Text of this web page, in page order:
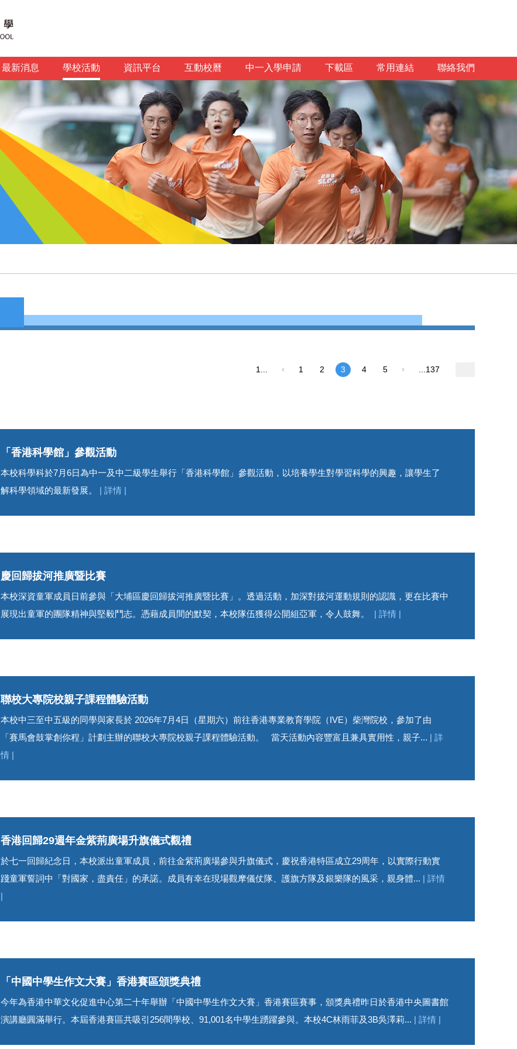
最新消息 學校活動 資訊平台 互動校曆 中一入學申請 下載區 常用連結 聯絡我們
1... 1 2 3 4 5 ...137
「香港科學館」參觀活動
本校科學科於7月6日為中一及中二級學生舉行「香港科學館」參觀活動，以培養學生對學習科學的興趣，讓學生了
解科學領域的最新發展。 | 詳情 |
慶回歸拔河推廣暨比賽
本校深資童軍成員日前參與「大埔區慶回歸拔河推廣暨比賽」。透過活動，加深對拔河運動規則的認識，更在比賽中
展現出童軍的團隊精神與堅毅鬥志。憑藉成員間的默契，本校隊伍獲得公開組亞軍，令人鼓舞。 | 詳情 |
聯校大專院校親子課程體驗活動
本校中三至中五級的同學與家長於 2026年7月4日（星期六）前往香港專業教育學院（IVE）柴灣院校，參加了由
「賽馬會鼓掌創你程」計劃主辦的聯校大專院校親子課程體驗活動。 當天活動內容豐富且兼具實用性，親子... | 詳
情 |
香港回歸29週年金紫荊廣場升旗儀式觀禮
於七一回歸紀念日，本校派出童軍成員，前往金紫荊廣場參與升旗儀式，慶祝香港特區成立29周年，以實際行動實
踐童軍誓詞中「對國家，盡責任」的承諾。成員有幸在現場觀摩儀仗隊、護旗方隊及銀樂隊的風采，親身體... | 詳情
|
「中國中學生作文大賽」香港賽區頒獎典禮
今年為香港中華文化促進中心第二十年舉辦「中國中學生作文大賽」香港賽區賽事，頒獎典禮昨日於香港中央圖書館
演講廳圓滿舉行。本屆香港賽區共吸引256間學校、91,001名中學生踴躍參與。本校4C林雨菲及3B吳澤莉... | 詳情 |